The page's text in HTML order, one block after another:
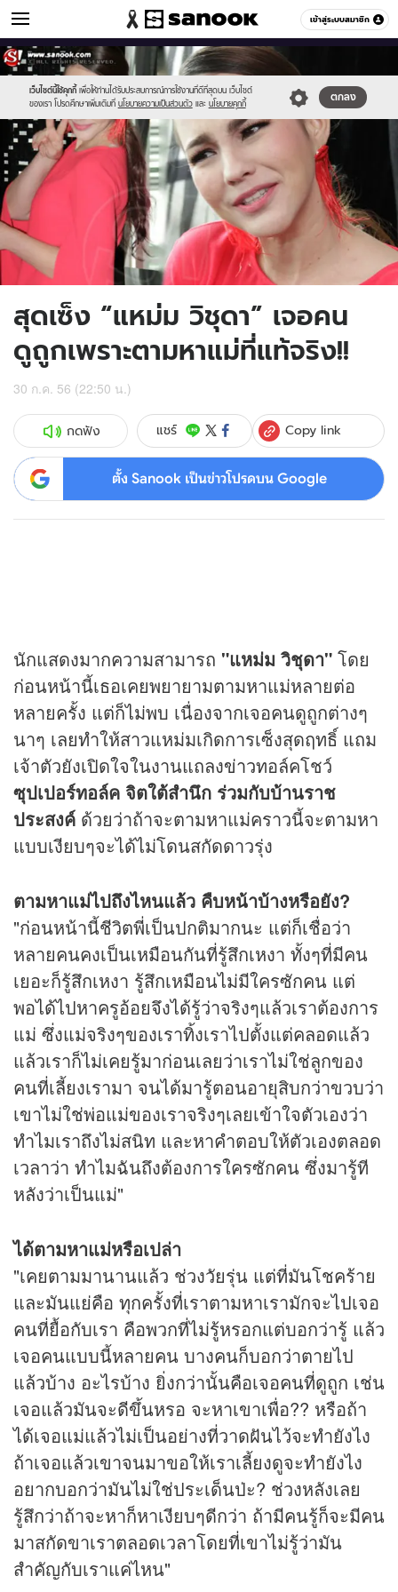
เข้าสู่ระบบสมาชิก
ข่าวบันเทิง หมวดอื่นๆ
เว็บไซต์นี้ใช้คุกกี้ เพื่อให้ท่านได้รับประสบการณ์การใช้งานที่ดีที่สุดบน เว็บไซต์
ของเรา โปรดศึกษาเพิ่มเติมที่ นโยบายความเป็นส่วนตัว และ นโยบายคุกกี้
ตกลง
Sanook
//s.isanook.com/sr/0/images/logo-
new-
sanook.png
600
60
//s.isanook.com/ns/0/ud/240/1200119/untitled-
1_copy.jpg
สุดเซ็ง “แหม่ม วิชุดา” เจอคน
ดูถูกเพราะตามหาแม่ที่แท้จริง!!
30 ก.ค. 56 (22:50 น.)
กดฟัง แชร์ Copy link
ตั้ง Sanook เป็นข่าวโปรดบน Google
นักแสดงมากความสามารถ "แหม่ม วิชุดา" โดย
ก่อนหน้านี้เธอเคยพยายามตามหาแม่หลายต่อ
หลายครั้ง แต่ก็ไม่พบ เนื่องจากเจอคนดูถูกต่างๆ
นาๆ เลยทำให้สาวแหม่มเกิดการเซ็งสุดฤทธิ์ แถม
เจ้าตัวยังเปิดใจในงานแถลงข่าวทอล์คโชว์
ซุปเปอร์ทอล์ค จิตใต้สำนึก ร่วมกับบ้านราช
ประสงค์ ด้วยว่าถ้าจะตามหาแม่คราวนี้จะตามหา
แบบเงียบๆจะได้ไม่โดนสกัดดาวรุ่ง
ตามหาแม่ไปถึงไหนแล้ว คืบหน้าบ้างหรือยัง?
"ก่อนหน้านี้ชีวิตพี่เป็นปกติมากนะ แต่ก็เชื่อว่า
หลายคนคงเป็นเหมือนกันที่รู้สึกเหงา ทั้งๆที่มีคน
เยอะก็รู้สึกเหงา รู้สึกเหมือนไม่มีใครซักคน แต่
พอได้ไปหาครูอ้อยจึงได้รู้ว่าจริงๆแล้วเราต้องการ
แม่ ซึ่งแม่จริงๆของเราทิ้งเราไปตั้งแต่คลอดแล้ว
แล้วเราก็ไม่เคยรู้มาก่อนเลยว่าเราไม่ใช่ลูกของ
คนที่เลี้ยงเรามา จนได้มารู้ตอนอายุสิบกว่าขวบว่า
เขาไม่ใช่พ่อแม่ของเราจริงๆเลยเข้าใจตัวเองว่า
ทำไมเราถึงไม่สนิท และหาคำตอบให้ตัวเองตลอด
เวลาว่า ทำไมฉันถึงต้องการใครซักคน ซึ่งมารู้ที
หลังว่าเป็นแม่"
ได้ตามหาแม่หรือเปล่า
"เคยตามมานานแล้ว ช่วงวัยรุ่น แต่ที่มันโชคร้าย
และมันแย่คือ ทุกครั้งที่เราตามหาเรามักจะไปเจอ
คนที่ยื้อกับเรา คือพวกที่ไม่รู้หรอกแต่บอกว่ารู้ แล้ว
เจอคนแบบนี้หลายคน บางคนก็บอกว่าตายไป
แล้วบ้าง อะไรบ้าง ยิ่งกว่านั้นคือเจอคนที่ดูถูก เช่น
เจอแล้วมันจะดีขึ้นหรอ จะหาเขาเพื่อ?? หรือถ้า
ได้เจอแม่แล้วไม่เป็นอย่างที่วาดฝันไว้จะทำยังไง
ถ้าเจอแล้วเขาจนมาขอให้เราเลี้ยงดูจะทำยังไง
อยากบอกว่ามันไม่ใช่ประเด็นป่ะ? ช่วงหลังเลย
รู้สึกว่าถ้าจะหาก็หาเงียบๆดีกว่า ถ้ามีคนรู้ก็จะมีคน
มาสกัดขาเราตลอดเวลาโดยที่เขาไม่รู้ว่ามัน
สำคัญกับเราแค่ไหน"